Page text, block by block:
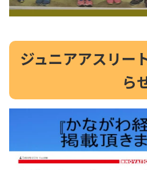
ジュニアアスリー
ら